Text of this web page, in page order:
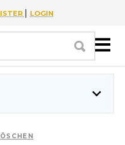
| LOGIN